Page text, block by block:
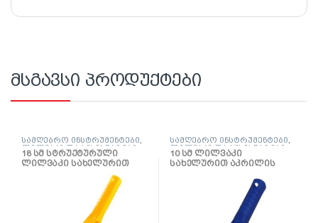
მსგავსი პროდუქტები
სამღებრო ინსტრუმენტები,
ლილვაკი და აქსესუარები
18 სმ სტრუქტურული
ლილვაკი სახელურით
სამღებრო ინსტრუმენტები,
ლილვაკი და აქსესუარები
10 სმ ლილვაკი
სახელურით აკრილის